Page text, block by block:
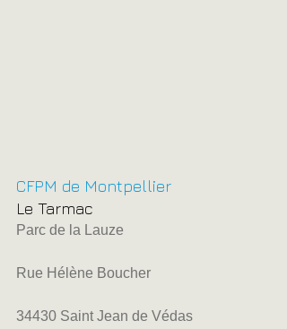
CFPM de Montpellier
Le Tarmac
Parc de la Lauze
Rue Hélène Boucher
34430 Saint Jean de Védas